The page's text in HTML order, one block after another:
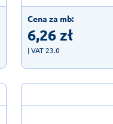
Cena za mb:
6,26zł
| VAT 23.0